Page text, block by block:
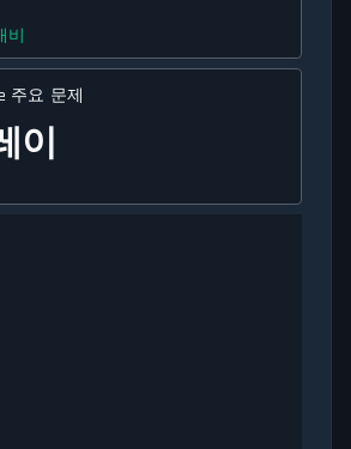
비
주요 문제
이